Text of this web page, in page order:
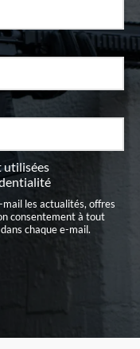
utilisées
les actualités, offres
consentement à tout
chaque e-mail.